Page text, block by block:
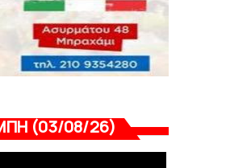
(03/08/26)